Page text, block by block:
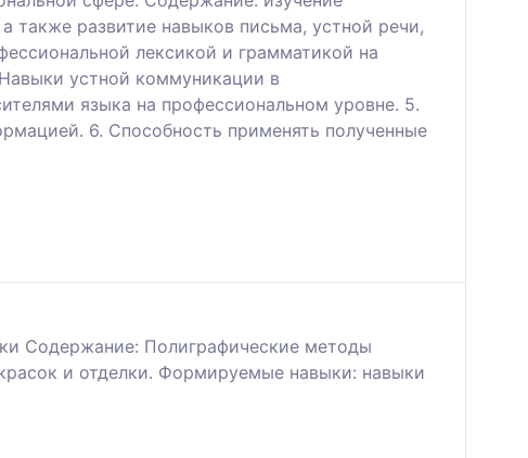
также развитие навыков письма, устной речи,
лексикой и грамматикой на
устной коммуникации в
языка на профессиональном уровне. 5.
6. Способность применять полученные
Содержание: Полиграфические методы
и отделки. Формируемые навыки: навыки